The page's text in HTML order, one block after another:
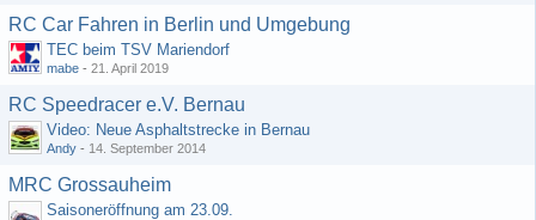
RC Car Fahren in Berlin und Umgebung
TEC beim TSV Mariendorf
mabe - 21. April 2019
RC Speedracer e.V. Bernau
Video: Neue Asphaltstrecke in Bernau
Andy - 14. September 2014
MRC Grossauheim
Saisoneröffnung am 23.09.